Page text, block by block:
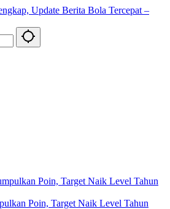
Poin, Target Naik Level Tahun